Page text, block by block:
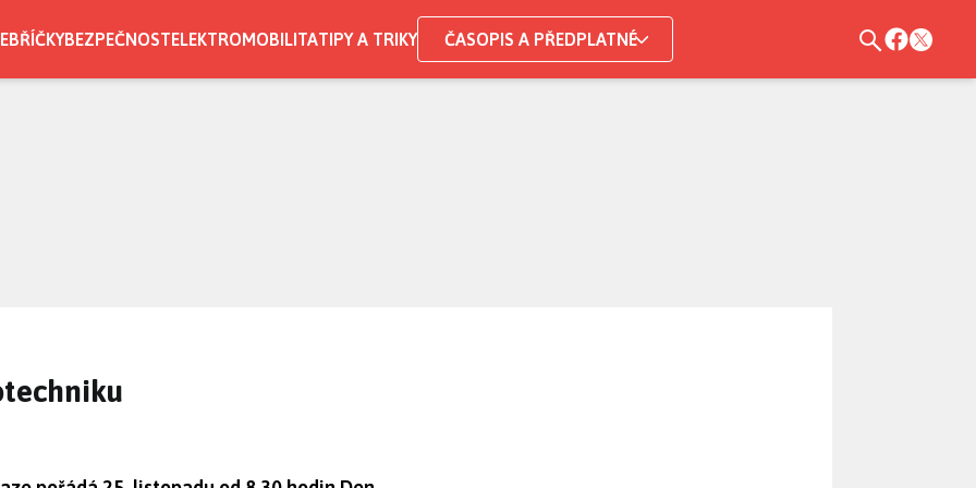
BEZPEČNOSTELEKTROMOBILITATIPY A TRIKY ČASOPIS A PŘEDPLATNÉ